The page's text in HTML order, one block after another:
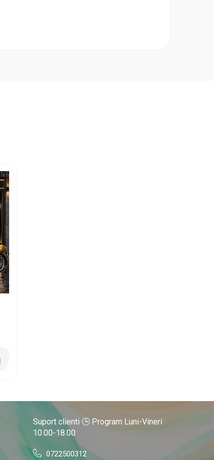
Suport clienti 🕒 Program Luni-Vineri
10.00-18.00
0722500312